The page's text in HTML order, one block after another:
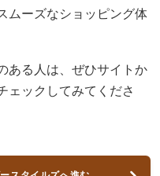
ムーズなショッピング体
ある人は、ぜひサイトか
ェックしてみてくださ